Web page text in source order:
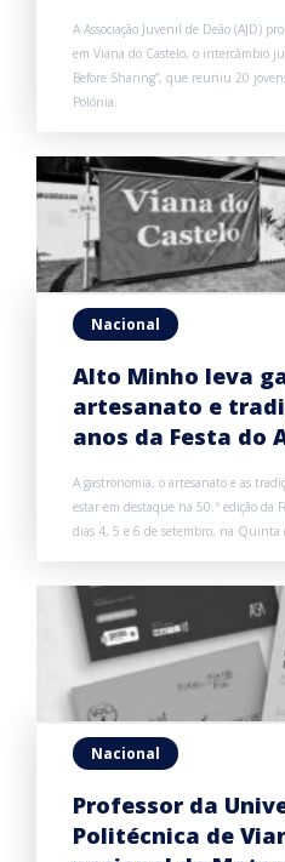
A Associação Juvenil de Deão (AJD)
em Viana do Castelo, o intercâmbio
Before Sharing”, que reuniu 20
Polónia.
Nacional
Alto Minho leva
artesanato e
anos da Festa do
A gastronomia, o artesanato e as
estar em destaque na 50.ª edição da
dias 4, 5 e 6 de setembro, na Quinta
Nacional
Professor da
Politécnica de